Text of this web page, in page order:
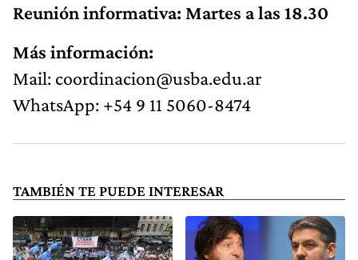
Reunión informativa: Martes a las 18.30
Más información:
Mail: coordinacion@usba.edu.ar
WhatsApp: +54 9 11 5060-8474
TAMBIÉN TE PUEDE INTERESAR